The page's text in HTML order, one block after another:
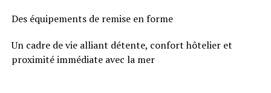
Des équipements de remise en forme
Un cadre de vie alliant détente, confort hôtelier et
proximité immédiate avec la mer